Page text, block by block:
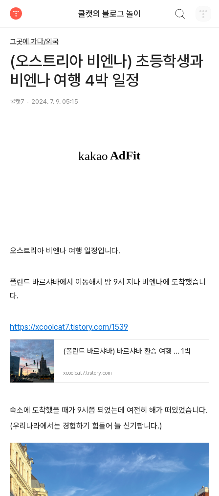
쿨캣의 블로그 놀이
그곳에 가다/외국
(오스트리아 비엔나) 초등학생과
비엔나 여행 4박 일정
쿨캣7 2024. 7. 9. 05:15
오스트리아 비엔나 여행 일정입니다.
폴란드 바르샤바에서 이동해서 밤 9시 지나 비엔나에 도착했습니
다.
https://xcoolcat7.tistory.com/1539
(폴란드 바르샤바) 바르샤바 환승 여행 ... 1박
xcoolcat7.tistory.com
숙소에 도착했을 때가 9시쯤 되었는데 여전히 해가 떠있었습니다.
(우리나라에서는 경험하기 힘들어 늘 신기합니다.)